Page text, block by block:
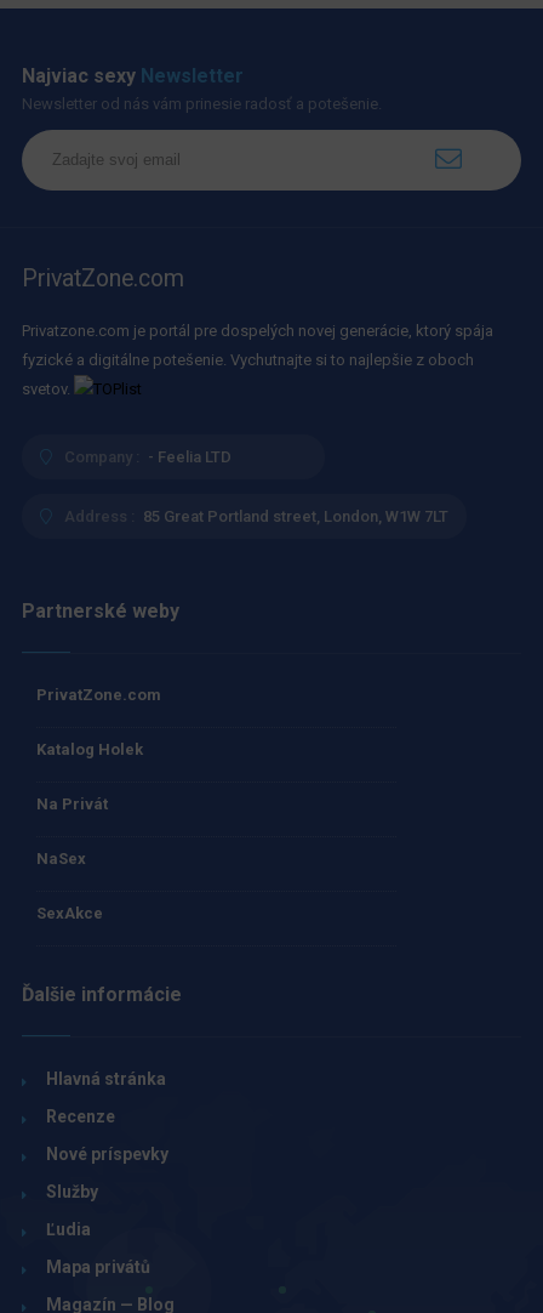
Najviac sexy Newsletter
Newsletter od nás vám prinesie radosť a potešenie.
PrivatZone.com
Privatzone.com je portál pre dospelých novej generácie, ktorý spája
fyzické a digitálne potešenie. Vychutnajte si to najlepšie z oboch
svetov.
Company : - Feelia LTD
Address : 85 Great Portland street, London, W1W 7LT
Partnerské weby
PrivatZone.com
Katalog Holek
Na Privát
NaSex
SexAkce
Ďalšie informácie
Hlavná stránka
Recenze
Nové príspevky
Služby
Ľudia
Mapa privátů
Magazín — Blog